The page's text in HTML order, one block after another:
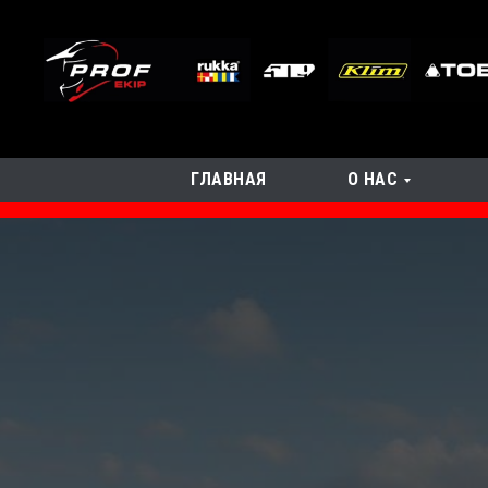
ГЛАВНАЯ О НАС